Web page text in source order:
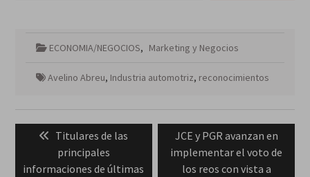
ECONOMIA/NEGOCIOS, Marketing y Negocios
Avelino Abreu, Industria automotriz, reconocimientos
Navegación
entradas
Previous
post:
Titulares de las
principales
informaciones de últimas
Next
post:
JCE y PGR avanzan en
implementar el voto de
los reos con vista a